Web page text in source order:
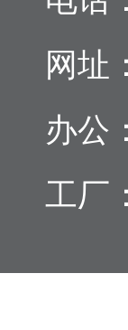
网址
办公
工厂